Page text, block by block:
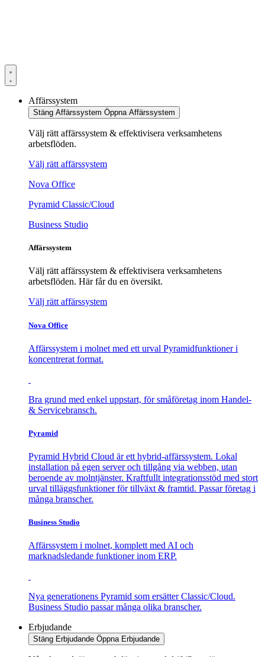
Affärssystem
Stäng Affärssystem Öppna Affärssystem
Välj rätt affärssystem & effektivisera verksamhetens
arbetsflöden.
Välj rätt affärssystem
Nova Office
Pyramid Classic/Cloud
Business Studio
Affärssystem
Välj rätt affärssystem & effektivisera verksamhetens
arbetsflöden. Här får du en översikt.
Välj rätt affärssystem
Nova Office
Affärssystem i molnet med ett urval Pyramidfunktioner i
koncentrerat format.
Bra grund med enkel uppstart, för småföretag inom Handel-
& Servicebransch.
Pyramid
Pyramid Hybrid Cloud är ett hybrid-affärssystem. Lokal
installation på egen server och tillgång via webben, utan
beroende av molntjänster. Kraftfullt integrationsstöd med stort
urval tilläggsfunktioner för tillväxt & framtid. Passar företag i
många branscher.
Business Studio
Affärssystem i molnet, komplett med AI och
marknadsledande funktioner inom ERP.
Nya generationens Pyramid som ersätter Classic/Cloud.
Business Studio passar många olika branscher.
Erbjudande
Stäng Erbjudande Öppna Erbjudande